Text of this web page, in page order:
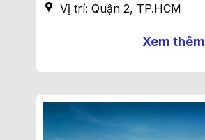
Vị trí: Quận 2, TP.HCM
Xem thêm